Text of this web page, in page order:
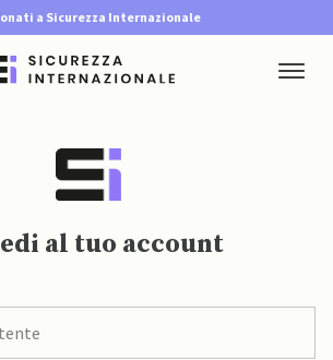
a Sicurezza Internazionale
al tuo account